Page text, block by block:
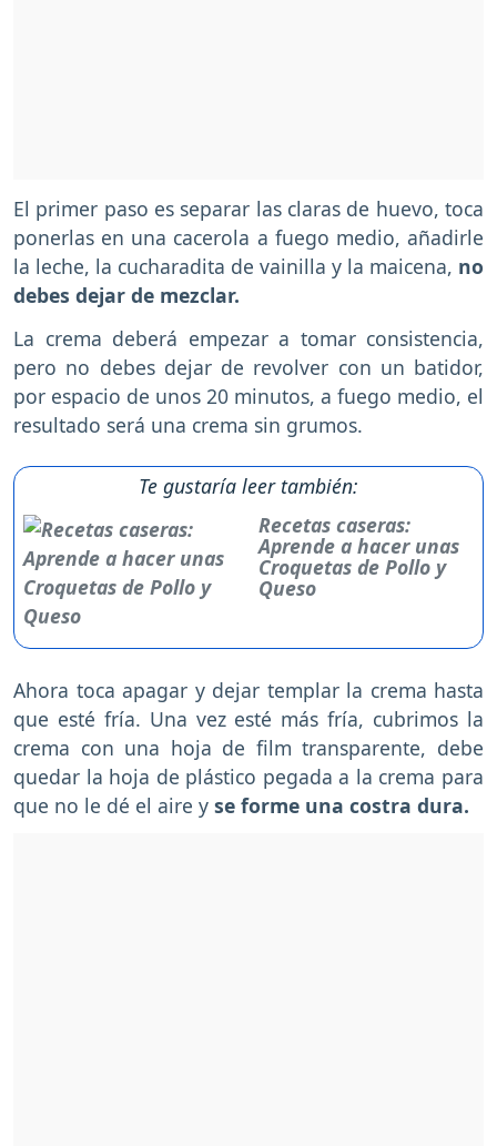
El primer paso es separar las claras de huevo, toca
ponerlas en una cacerola a fuego medio, añadirle
la leche, la cucharadita de vainilla y la maicena, no
debes dejar de mezclar.
La crema deberá empezar a tomar consistencia,
pero no debes dejar de revolver con un batidor,
por espacio de unos 20 minutos, a fuego medio, el
resultado será una crema sin grumos.
Te gustaría leer también:
Recetas caseras:
Aprende a hacer unas
Croquetas de Pollo y
Queso
Ahora toca apagar y dejar templar la crema hasta
que esté fría. Una vez esté más fría, cubrimos la
crema con una hoja de film transparente, debe
quedar la hoja de plástico pegada a la crema para
que no le dé el aire y se forme una costra dura.